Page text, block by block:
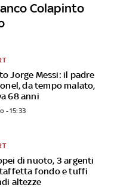
Colapinto
Jorge Messi: il padre
da tempo malato,
68 anni
- 15:33
di nuoto, 3 argenti
fondo e tuffi
altezze